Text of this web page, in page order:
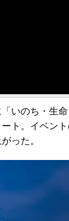
いのち・生命
ト。イベン
った。